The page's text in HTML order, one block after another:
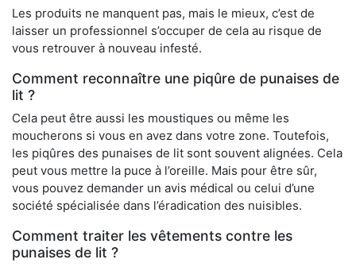
Les produits ne manquent pas, mais le mieux, c’est de
laisser un professionnel s’occuper de cela au risque de
vous retrouver à nouveau infesté.
Comment reconnaître une piqûre de punaises de
lit ?
Cela peut être aussi les moustiques ou même les
moucherons si vous en avez dans votre zone. Toutefois,
les piqûres des punaises de lit sont souvent alignées. Cela
peut vous mettre la puce à l’oreille. Mais pour être sûr,
vous pouvez demander un avis médical ou celui d’une
société spécialisée dans l’éradication des nuisibles.
Comment traiter les vêtements contre les
punaises de lit ?